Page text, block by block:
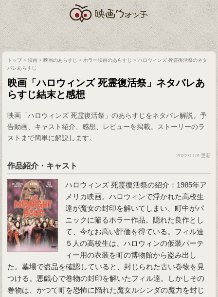
トップ>映画 >映画のあらすじ > ホラー映画のあらすじ > ハロウィンズ 死霊復活祭のネタ
バレあらすじ
映画「ハロウィンズ 死霊復活祭」ネタバレあ
らすじ結末と感想
映画「ハロウィンズ 死霊復活祭」のあらすじをネタバレ解説。予
告動画、キャスト紹介、感想、レビューを掲載。ストーリーのラ
ストまで簡単に解説します。
2022/11/9 更新
作品紹介・キャスト
ハロウィンズ 死霊復活祭の紹介：1985年ア
メリカ映画。ハロウィンで浮かれた高校生
達が魔女の封印を解いてしまい、町中がパ
ニックに陥るホラー作品。隠れた良作とし
て、今なお高い評価を得ている。フィル達
５人の高校生は、ハロウィンの仮装パーテ
ィー用の衣装を町の博物館から盗み出し
た。墓場で盗品を確認していると、封じられた古い巻物を見
つける。悪戯心で巻物の封印を解いたフィル達。しかしその
巻物は、かつて町を恐怖に陥れた魔女ルシンダの魔力を封じ